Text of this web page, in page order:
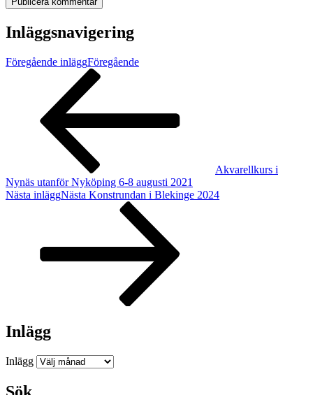
Inläggsnavigering
Föregående inläggFöregående
Akvarellkurs i
Nynäs utanför Nyköping 6-8 augusti 2021
Nästa inläggNästa Konstrundan i Blekinge 2024
Inlägg
Inlägg